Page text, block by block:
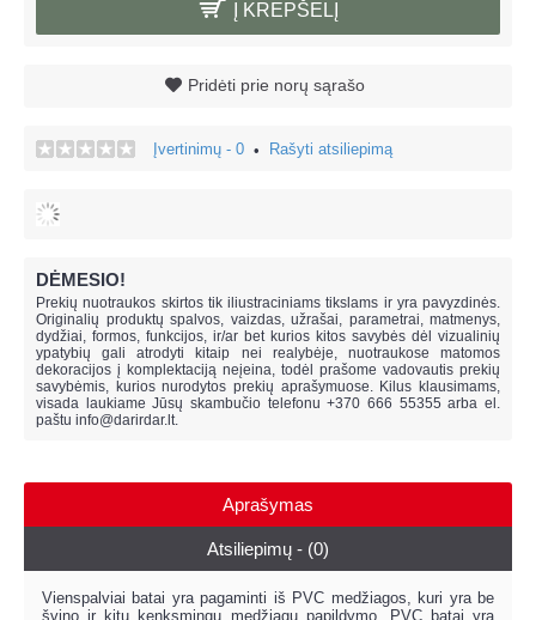
Į KREPŠELĮ
Pridėti prie norų sąrašo
Įvertinimų - 0 • Rašyti atsiliepimą
DĖMESIO!
Prekių nuotraukos skirtos tik iliustraciniams tikslams ir yra pavyzdinės.
Originalių produktų spalvos, vaizdas, užrašai, parametrai, matmenys,
dydžiai, formos, funkcijos, ir/ar bet kurios kitos savybės dėl vizualinių
ypatybių gali atrodyti kitaip nei realybėje, nuotraukose matomos
dekoracijos į komplektaciją neįeina, todėl prašome vadovautis prekių
savybėmis, kurios nurodytos prekių aprašymuose. Kilus klausimams,
visada laukiame Jūsų skambučio telefonu +370 666 55355 arba el.
paštu info@darirdar.lt.
Aprašymas
Atsiliepimų - (0)
Vienspalviai batai yra pagaminti iš PVC medžiagos, kuri yra be
švino ir kitų kenksmingų medžiagų papildymo. PVC batai yra